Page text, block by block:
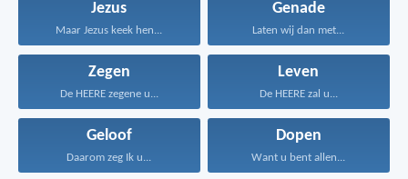
Jezus
Maar Jezus keek hen...
Genade
Laten wij dan met...
Zegen
De HEERE zegene u...
Leven
De HEERE zal u...
Geloof
Daarom zeg Ik u...
Dopen
Want u bent allen...